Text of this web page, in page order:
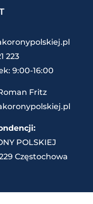
223
9:00-16:00
Fritz
POLSKIEJ
Częstochowa